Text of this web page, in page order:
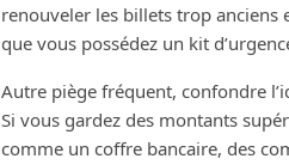
renouveler les billets trop anciens
que vous possédez un kit
Autre piège fréquent, confondre
Si vous gardez des montants
comme un coffre bancaire, des